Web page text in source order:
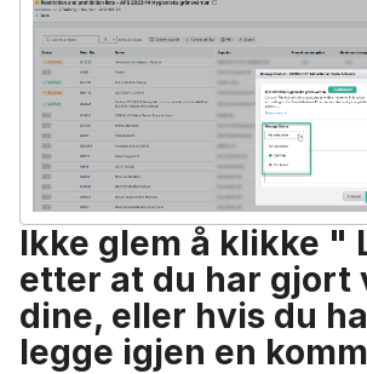
Ikke glem å klikke "
etter at du har gjort
dine, eller hvis du
legge igjen en